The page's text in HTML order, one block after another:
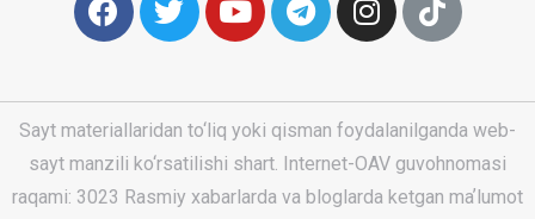
Sayt materiallaridan to‘liq yoki qisman foydalanilganda web-
sayt manzili ko‘rsatilishi shart. Internet-OAV guvohnomasi
raqami: 3023 Rasmiy xabarlarda va bloglarda ketgan maʼlumot